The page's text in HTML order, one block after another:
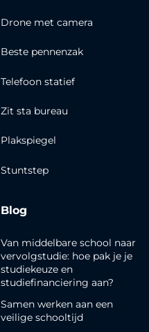
Drone met camera
Beste pennenzak
Telefoon statief
Zit sta bureau
Plakspiegel
Stuntstep
Blog
Van middelbare school naar
vervolgstudie: hoe pak je je
studiekeuze en
studiefinanciering aan?
Samen werken aan een
veilige schooltijd